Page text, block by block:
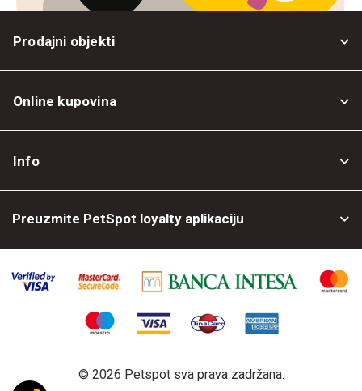
Prodajni objekti
Online kupovina
Info
Preuzmite PetSpot loyalty aplikaciju
© 2026 Petspot sva prava zadržana.